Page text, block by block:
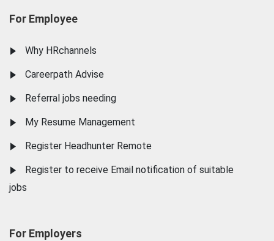
For Employee
Why HRchannels
Careerpath Advise
Referral jobs needing
My Resume Management
Register Headhunter Remote
Register to receive Email notification of suitable
jobs
For Employers